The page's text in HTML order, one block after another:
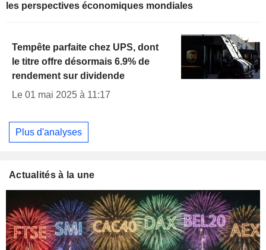
les perspectives économiques mondiales
Tempête parfaite chez UPS, dont
le titre offre désormais 6.9% de
rendement sur dividende
Le 01 mai 2025 à 11:17
Plus d'analyses
Actualités à la une